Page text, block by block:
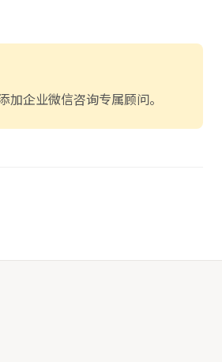
加企业微信咨询专属顾问。